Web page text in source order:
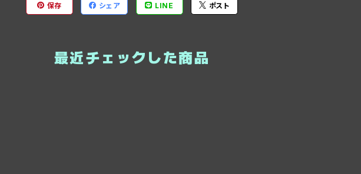
保存 シェア LINE ポスト
最近チェックした商品